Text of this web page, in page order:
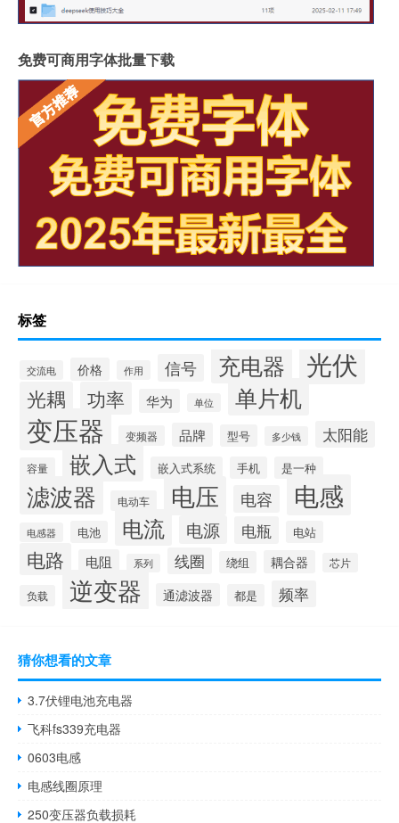
免费可商用字体批量下载
标签
交流电 价格 作用 信号 充电器 光伏
光耦 功率 华为 单位 单片机
变压器 变频器 品牌 型号 多少钱 太阳能
容量 嵌入式 嵌入式系统 手机 是一种
滤波器 电动车 电压 电容 电感
电感器 电池 电流 电源 电瓶 电站
电路 电阻 系列 线圈 绕组 耦合器 芯片
负载 逆变器 通滤波器 都是 频率
猜你想看的文章
3.7伏锂电池充电器
飞科fs339充电器
0603电感
电感线圈原理
250变压器负载损耗